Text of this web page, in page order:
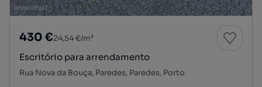
430 €24,54 €/m²
Escritório para arrendamento
Rua Nova da Bouça, Paredes, Paredes, Porto